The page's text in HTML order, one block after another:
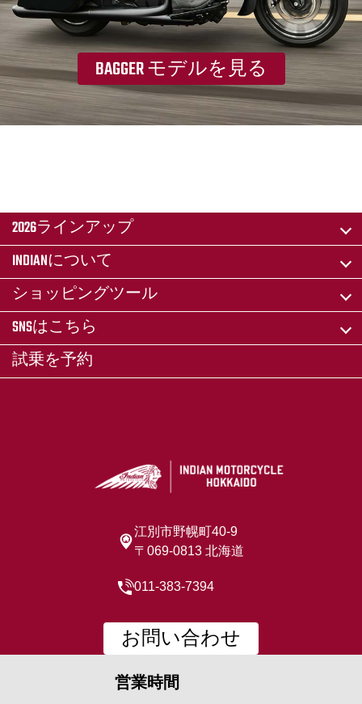
BAGGER モデルを見る
2026ラインアップ
INDIANについて
ショッピングツール
SNSはこちら
試乗を予約
江別市野幌町40-9
〒069-0813 北海道
011-383-7394
お問い合わせ
営業時間